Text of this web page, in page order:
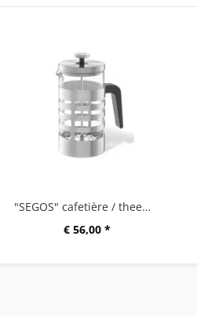
"SEGOS" cafetière / theemaker
€ 56,00 *